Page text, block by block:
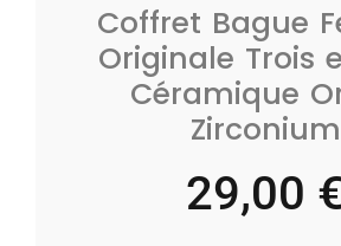
Coffret Bague
Originale Trois
Céramique
Zirconium
29,00 €